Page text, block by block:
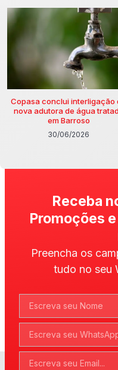
Copasa conclui interligação
nova adutora de água
em Barroso
30/06/2026
Receba
Promoções
Preencha os
tudo no seu